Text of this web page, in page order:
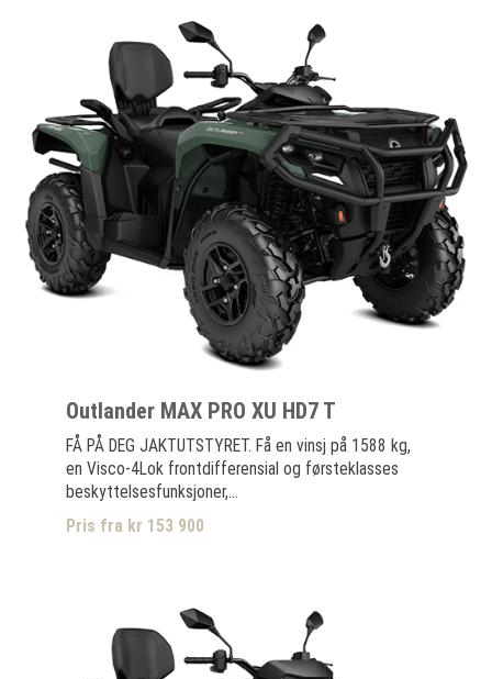
Outlander MAX PRO XU HD7 T
FÅ PÅ DEG JAKTUTSTYRET. Få en vinsj på 1588 kg,
en Visco-4Lok frontdifferensial og førsteklasses
beskyttelsesfunksjoner,...
Pris fra kr 153 900